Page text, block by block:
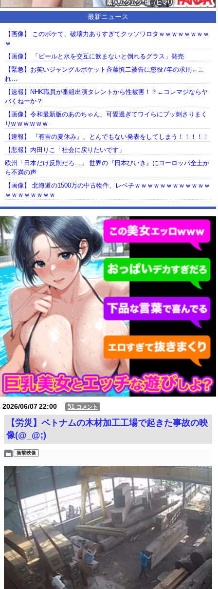
最新ニュース
【画像】 このボケて、破壊力ありすぎてクッソワロタｗｗｗｗｗｗｗｗ
ｗ
【画像】 「ビールと水を交互に飲まないと倒れるグラス」発売
【緊急】お笑いジャングルポケット斉藤慎二被告に懲役7年の求刑←こ
れ…
【速報】NHK職員が番組出演タレントから性被害！？←コレマジならヤ
バくねーか？
【画像】令和最新版のあのちゃん、可愛過ぎてワイらにブッ刺さりまく
りw w w w w w
【速報】 『有吉の夏休み』、とんでもない発表をしてしまう！！！！！
【悲報】内田りこ「社会に戻りたいです」
欧州「日本だけ反則だろ…」 世界の『日本びいき』にヨーロッパ全土か
ら不満の声
【画像】 北海道の1500万の中古物件、レベチｗｗｗｗｗｗｗｗｗｗｗｗ
ｗｗｗｗｗｗｗｗ
【動画】USJの禁止エリアに子どもたちが続々乱入 → スタッフが注意し
ても止まらない事態に
Powered by livedoor 相互RSS
2026/06/0722:00 51 コメント
【労災】ベトナムの木材加工工場で起きた事故の映
像(@_@;)
衝撃映像